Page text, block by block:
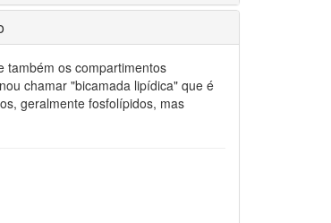
também os compartimentos
chamar "bicamada lipídica" que é
geralmente fosfolípidos, mas